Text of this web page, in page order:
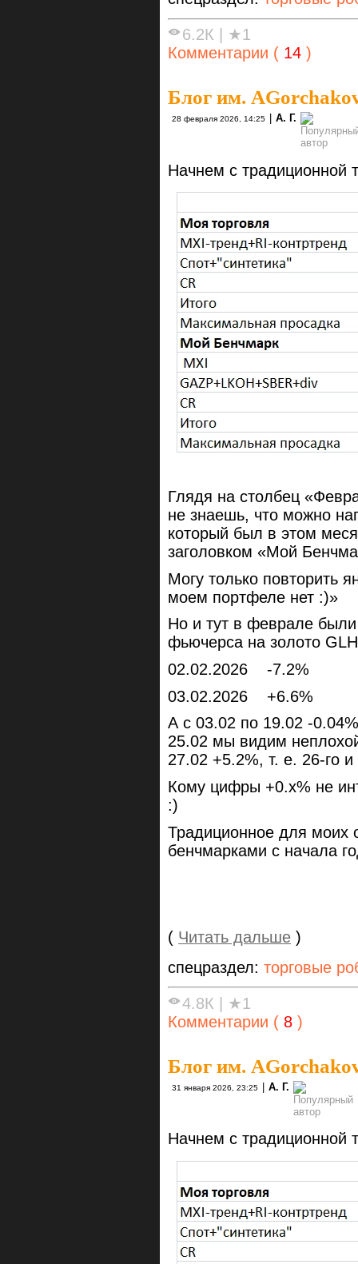
6.2К
★1
Комментарии ( 14 )
Блог им.
28 февраля 2026, 14:25 А. Г.
Начнем с традиционной
Глядя на столбец
не знаешь, что можно
который был в этом
заголовком «Мой
Могу только повторить
моем портфеле нет :)»
Но и тут в феврале
фьючерса на золото
02.02.2026 -7.2%
03.02.2026 +6.6%
А с 03.02 по 19.02 -
25.02 мы видим
27.02 +5.2%, т. е. 26-го
Кому цифры +0.х% не
:)
Традиционное для моих
бенчмарками с начала
( Читать дальше )
спецраздел: торговые
4.8К
★1
Комментарии ( 8 )
Блог им.
31 января 2026, 23:25 А. Г.
Начнем с традиционной